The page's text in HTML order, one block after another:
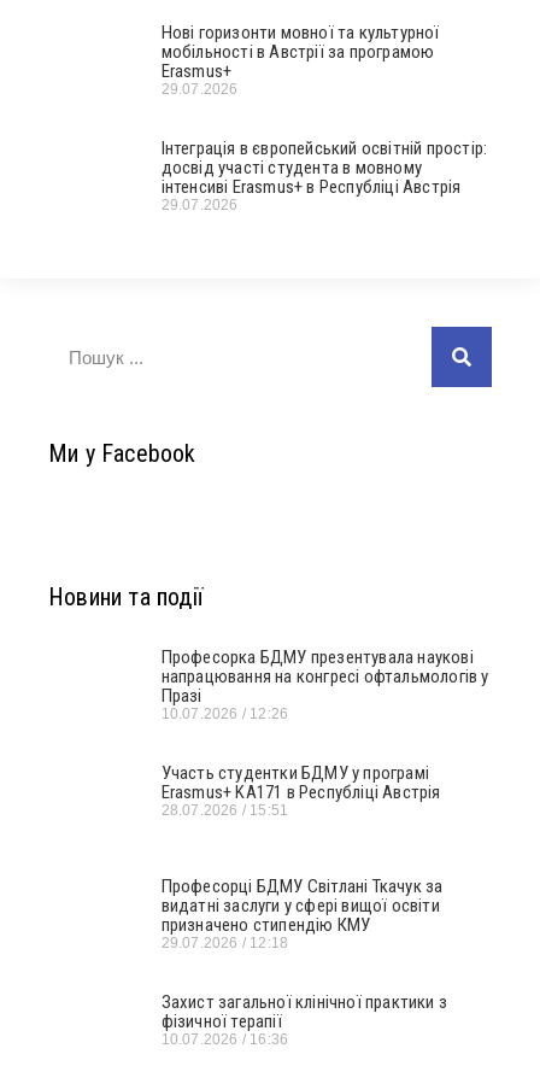
Нові горизонти мовної та культурної
мобільності в Австрії за програмою
Erasmus+
29.07.2026
Інтеграція в європейський освітній простір:
досвід участі студента в мовному
інтенсиві Erasmus+ в Республіці Австрія
29.07.2026
Ми у Facebook
Новини та події
Професорка БДМУ презентувала наукові
напрацювання на конгресі офтальмологів у
Празі
10.07.2026 12:26
Участь студентки БДМУ у програмі
Erasmus+ KA171 в Республіці Австрія
28.07.2026 15:51
Професорці БДМУ Світлані Ткачук за
видатні заслуги у сфері вищої освіти
призначено стипендію КМУ
29.07.2026 12:18
Захист загальної клінічної практики з
фізичної терапії
10.07.2026 16:36